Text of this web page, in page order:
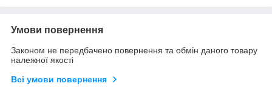
Умови повернення
Законом не передбачено повернення та обмін даного товару
належної якості
Всі умови повернення